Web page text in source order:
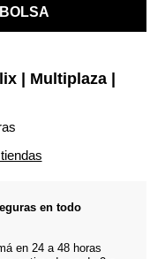
| Multiplaza |
en todo
en 24 a 48 horas